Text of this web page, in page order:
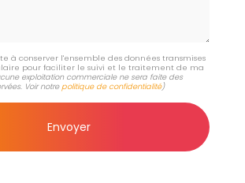
à conserver l'ensemble des données transmises
pour faciliter le suivi et le traitement de ma
exploitation commerciale ne sera faite des
Voir notrepolitique de confidentialité)